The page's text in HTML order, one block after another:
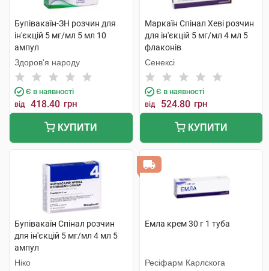
Бупівакаїн-ЗН розчин для
ін'єкцій 5 мг/мл 5 мл 10
ампул
Здоров'я народу
Є в наявності
від 418.40 грн
КУПИТИ
Маркаїн Спінал Хеві розчин
для ін'єкцій 5 мг/мл 4 мл 5
флаконів
Сенексі
Є в наявності
від 524.80 грн
КУПИТИ
Бупівакаїн Спінал розчин
для ін'єкцій 5 мг/мл 4 мл 5
ампул
Ніко
Емла крем 30 г 1 туба
Ресіфарм Карлскога